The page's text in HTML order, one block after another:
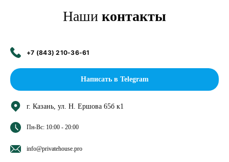
Наши контакты
+7 (843) 210-36-61
Написать в Telegram
г. Казань, ул. Н. Ершова 65б к1
Пн-Вс: 10:00 - 20:00
info@privatehouse.pro